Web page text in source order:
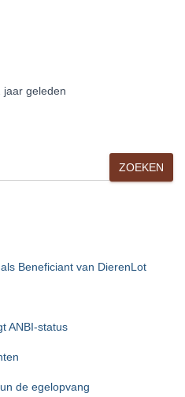
jaar geleden
ZOEKEN
Beneficiant van DierenLot
ANBI-status
de egelopvang